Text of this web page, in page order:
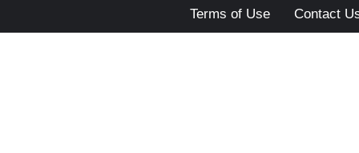
Terms of Use Contact